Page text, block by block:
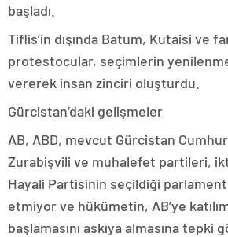
başladı.
Tiflis’in dışında Batum, Kutaisi ve
protestocular, seçimlerin
vererek insan zinciri oluşturdu.
Gürcistan’daki gelişmeler
AB, ABD, mevcut Gürcistan
Zurabişvili ve muhalefet partileri,
Hayali Partisinin seçildiği
etmiyor ve hükümetin, AB’ye
başlamasını askıya almasına tepki